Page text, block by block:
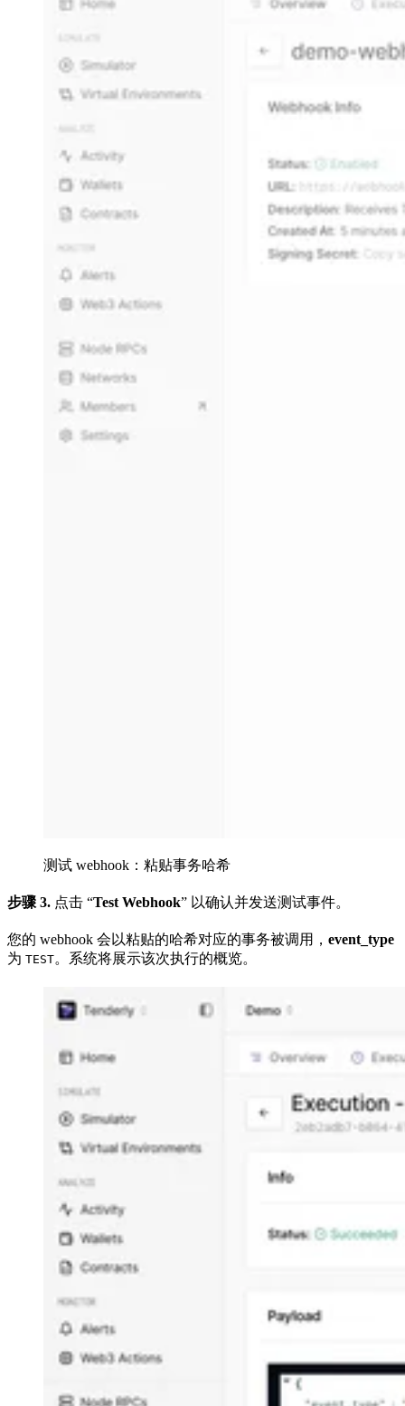
测试 webhook：粘贴事务哈希
步骤 3. 点击 “Test Webhook” 以确认并发送测试事件。
您的 webhook 会以粘贴的哈希对应的事务被调用， event_type
为 TEST。系统将展示该次执行的概览。